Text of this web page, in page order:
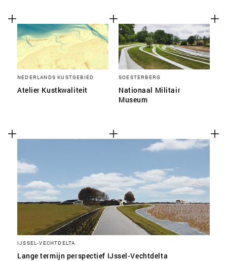
NEDERLANDS KUSTGEBIED
Atelier Kustkwaliteit
SOESTERBERG
Nationaal Militair
Museum
IJSSEL-VECHTDELTA
Lange termijn perspectief IJssel-Vechtdelta